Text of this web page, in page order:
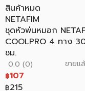
สินค้าหมด
NETAFIM
ชุดหัวพ่นหมอก
COOLPRO 4 ทาง
ชม.
0.0 (0) ขายแ
฿107
฿215